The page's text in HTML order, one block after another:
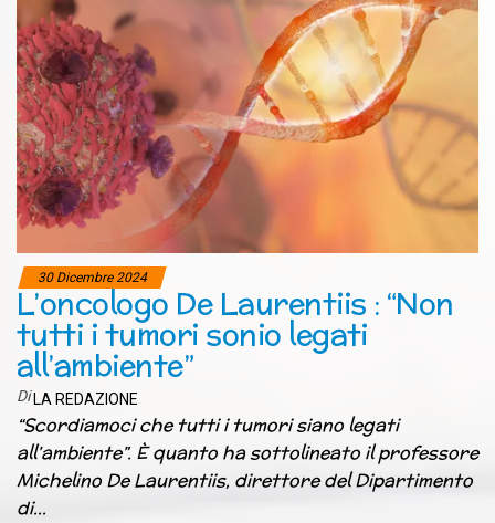
30 Dicembre 2024
L’oncologo De Laurentiis : “Non
tutti i tumori sonio legati
all’ambiente”
Di LA REDAZIONE
“Scordiamoci che tutti i tumori siano legati
all’ambiente”. È quanto ha sottolineato il professore
Michelino De Laurentiis, direttore del Dipartimento
di…